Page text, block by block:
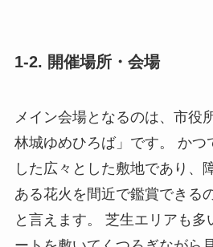
1-2. 開催場所・会場
メイン会場となるのは、市役
林城ゆめひろば」です。 かつ
した広々とした敷地であり、
ある花火を間近で鑑賞できる
と言えます。 芝生エリアも多